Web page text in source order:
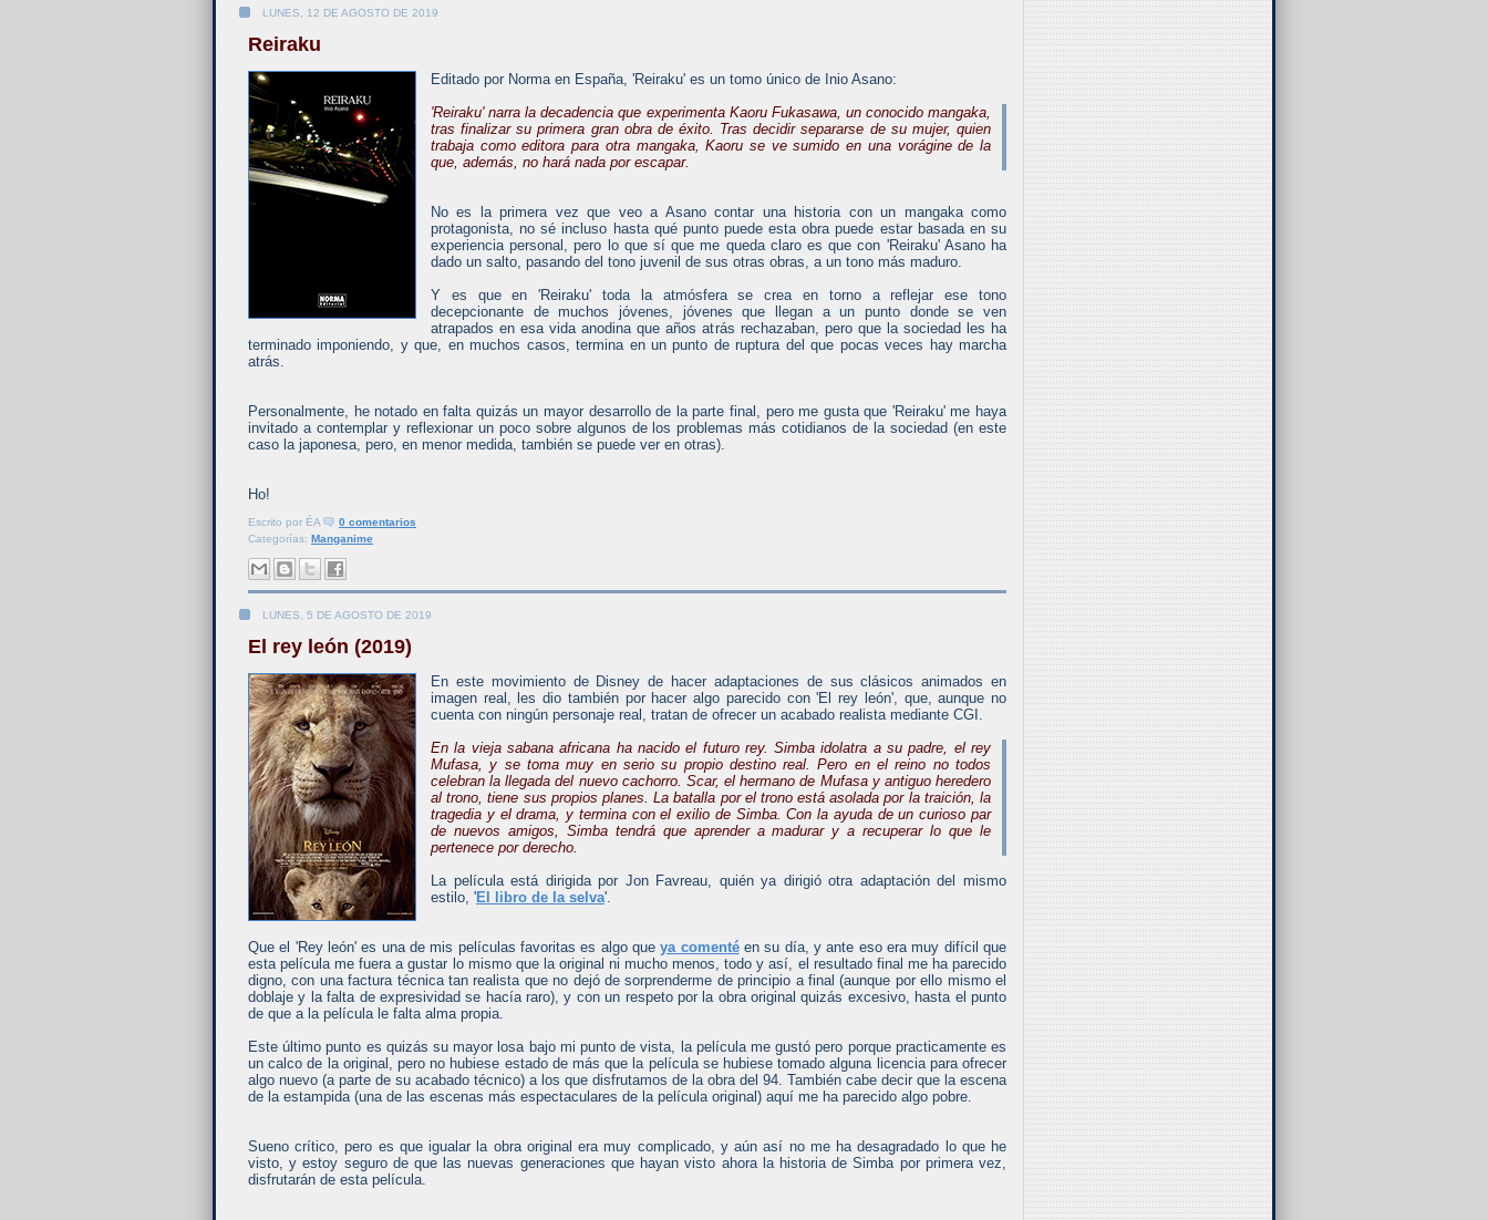
LUNES, 12 DE AGOSTO DE 2019
Reiraku
Editado por Norma en España, 'Reiraku' es un tomo único de Inio Asano:
'Reiraku' narra la decadencia que experimenta Kaoru Fukasawa, un conocido mangaka,
tras finalizar su primera gran obra de éxito. Tras decidir separarse de su mujer, quien
trabaja como editora para otra mangaka, Kaoru se ve sumido en una vorágine de la
que, además, no hará nada por escapar.
No es la primera vez que veo a Asano contar una historia con un mangaka como
protagonista, no sé incluso hasta qué punto puede esta obra puede estar basada en su
experiencia personal, pero lo que sí que me queda claro es que con 'Reiraku' Asano ha
dado un salto, pasando del tono juvenil de sus otras obras, a un tono más maduro.
Y es que en 'Reiraku' toda la atmósfera se crea en torno a reflejar ese tono
decepcionante de muchos jóvenes, jóvenes que llegan a un punto donde se ven
atrapados en esa vida anodina que años atrás rechazaban, pero que la sociedad les ha
terminado imponiendo, y que, en muchos casos, termina en un punto de ruptura del que pocas veces hay marcha
atrás.
Personalmente, he notado en falta quizás un mayor desarrollo de la parte final, pero me gusta que 'Reiraku' me haya
invitado a contemplar y reflexionar un poco sobre algunos de los problemas más cotidianos de la sociedad (en este
caso la japonesa, pero, en menor medida, también se puede ver en otras).
Ho!
Escrito por ÉA
0 comentarios
Categorías: Manganime
LUNES, 5 DE AGOSTO DE 2019
El rey león (2019)
En este movimiento de Disney de hacer adaptaciones de sus clásicos animados en
imagen real, les dio también por hacer algo parecido con 'El rey león', que, aunque no
cuenta con ningún personaje real, tratan de ofrecer un acabado realista mediante CGI.
En la vieja sabana africana ha nacido el futuro rey. Simba idolatra a su padre, el rey
Mufasa, y se toma muy en serio su propio destino real. Pero en el reino no todos
celebran la llegada del nuevo cachorro. Scar, el hermano de Mufasa y antiguo heredero
al trono, tiene sus propios planes. La batalla por el trono está asolada por la traición, la
tragedia y el drama, y termina con el exilio de Simba. Con la ayuda de un curioso par
de nuevos amigos, Simba tendrá que aprender a madurar y a recuperar lo que le
pertenece por derecho.
La película está dirigida por Jon Favreau, quién ya dirigió otra adaptación del mismo
estilo, 'El libro de la selva'.
Que el 'Rey león' es una de mis películas favoritas es algo queya comentéen su día, y ante eso era muy difícil que
esta película me fuera a gustar lo mismo que la original ni mucho menos, todo y así, el resultado final me ha parecido
digno, con una factura técnica tan realista que no dejó de sorprenderme de principio a final (aunque por ello mismo el
doblaje y la falta de expresividad se hacía raro), y con un respeto por la obra original quizás excesivo, hasta el punto
de que a la película le falta alma propia.
Este último punto es quizás su mayor losa bajo mi punto de vista, la película me gustó pero porque practicamente es
un calco de la original, pero no hubiese estado de más que la película se hubiese tomado alguna licencia para ofrecer
algo nuevo (a parte de su acabado técnico) a los que disfrutamos de la obra del 94. También cabe decir que la escena
de la estampida (una de las escenas más espectaculares de la película original) aquí me ha parecido algo pobre.
Sueno crítico, pero es que igualar la obra original era muy complicado, y aún así no me ha desagradado lo que he
visto, y estoy seguro de que las nuevas generaciones que hayan visto ahora la historia de Simba por primera vez,
disfrutarán de esta película.